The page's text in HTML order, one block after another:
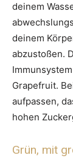
deinem
deinem
abzustoßen.
Grapefruit.
aufpassen,
hohen
Grün, mit